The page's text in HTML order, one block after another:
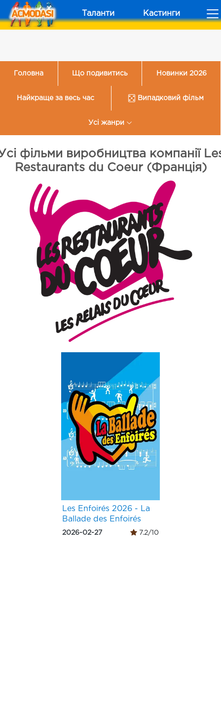
Таланти Кастинги
Головна Що подивитись Новинки 2026
Найкраще за весь час Випадковий фільм
Усі жанри
фільми виробництва компанії
Restaurants du Coeur (Франція)
Les Enfoirés 2026 - La
Ballade des Enfoirés
2026-02-27 7.2/10